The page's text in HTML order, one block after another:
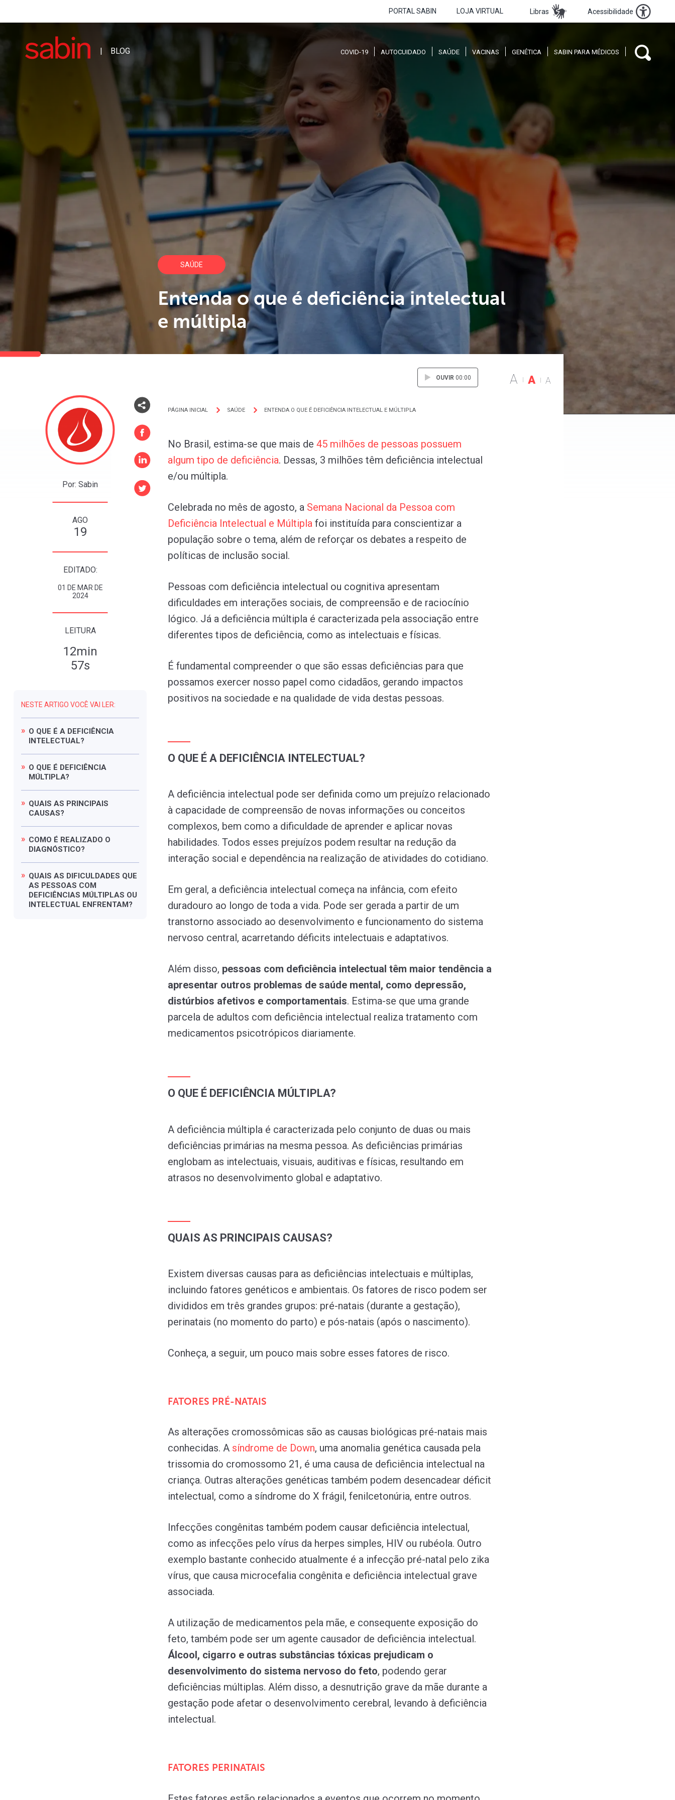
PORTAL SABIN LOJA VIRTUAL Libras Acessibilidade
COVID-19 AUTOCUIDADO SAÚDE VACINAS GENÉTICA SABIN PARA MÉDICOS
SAÚDE
Entenda o que é deficiência intelectual
e múltipla
Por: Sabin
AGO
19
EDITADO:
01 DE MAR DE
2024
LEITURA
12min
57s
NESTE ARTIGO VOCÊ VAI LER:
O QUE É A DEFICIÊNCIA
INTELECTUAL?
O QUE É DEFICIÊNCIA
MÚLTIPLA?
QUAIS AS PRINCIPAIS
CAUSAS?
COMO É REALIZADO O
DIAGNÓSTICO?
QUAIS AS DIFICULDADES QUE
AS PESSOAS COM
DEFICIÊNCIAS MÚLTIPLAS OU
INTELECTUAL ENFRENTAM?
PÁGINA INICIAL SAÚDE ENTENDA O QUE É DEFICIÊNCIA INTELECTUAL E MÚLTIPLA
OUVIR 00:00 A A A
No Brasil, estima-se que mais de 45 milhões de pessoas possuem
algum tipo de deficiência. Dessas, 3 milhões têm deficiência intelectual
e/ou múltipla.
Celebrada no mês de agosto, a Semana Nacional da Pessoa com
Deficiência Intelectual e Múltipla foi instituída para conscientizar a
população sobre o tema, além de reforçar os debates a respeito de
políticas de inclusão social.
Pessoas com deficiência intelectual ou cognitiva apresentam
dificuldades em interações sociais, de compreensão e de raciocínio
lógico. Já a deficiência múltipla é caracterizada pela associação entre
diferentes tipos de deficiência, como as intelectuais e físicas.
É fundamental compreender o que são essas deficiências para que
possamos exercer nosso papel como cidadãos, gerando impactos
positivos na sociedade e na qualidade de vida destas pessoas.
O QUE É A DEFICIÊNCIA INTELECTUAL?
A deficiência intelectual pode ser definida como um prejuízo relacionado
à capacidade de compreensão de novas informações ou conceitos
complexos, bem como a dificuldade de aprender e aplicar novas
habilidades. Todos esses prejuízos podem resultar na redução da
interação social e dependência na realização de atividades do cotidiano.
Em geral, a deficiência intelectual começa na infância, com efeito
duradouro ao longo de toda a vida. Pode ser gerada a partir de um
transtorno associado ao desenvolvimento e funcionamento do sistema
nervoso central, acarretando déficits intelectuais e adaptativos.
Além disso, pessoas com deficiência intelectual têm maior tendência a
apresentar outros problemas de saúde mental, como depressão,
distúrbios afetivos e comportamentais. Estima-se que uma grande
parcela de adultos com deficiência intelectual realiza tratamento com
medicamentos psicotrópicos diariamente.
O QUE É DEFICIÊNCIA MÚLTIPLA?
A deficiência múltipla é caracterizada pelo conjunto de duas ou mais
deficiências primárias na mesma pessoa. As deficiências primárias
englobam as intelectuais, visuais, auditivas e físicas, resultando em
atrasos no desenvolvimento global e adaptativo.
QUAIS AS PRINCIPAIS CAUSAS?
Existem diversas causas para as deficiências intelectuais e múltiplas,
incluindo fatores genéticos e ambientais. Os fatores de risco podem ser
divididos em três grandes grupos: pré-natais (durante a gestação),
perinatais (no momento do parto) e pós-natais (após o nascimento).
Conheça, a seguir, um pouco mais sobre esses fatores de risco.
FATORES PRÉ-NATAIS
As alterações cromossômicas são as causas biológicas pré-natais mais
conhecidas. A síndrome de Down, uma anomalia genética causada pela
trissomia do cromossomo 21, é uma causa de deficiência intelectual na
criança. Outras alterações genéticas também podem desencadear déficit
intelectual, como a síndrome do X frágil, fenilcetonúria, entre outros.
Infecções congênitas também podem causar deficiência intelectual,
como as infecções pelo vírus da herpes simples, HIV ou rubéola. Outro
exemplo bastante conhecido atualmente é a infecção pré-natal pelo zika
vírus, que causa microcefalia congênita e deficiência intelectual grave
associada.
A utilização de medicamentos pela mãe, e consequente exposição do
feto, também pode ser um agente causador de deficiência intelectual.
Álcool, cigarro e outras substâncias tóxicas prejudicam o
desenvolvimento do sistema nervoso do feto, podendo gerar
deficiências múltiplas. Além disso, a desnutrição grave da mãe durante a
gestação pode afetar o desenvolvimento cerebral, levando à deficiência
intelectual.
FATORES PERINATAIS